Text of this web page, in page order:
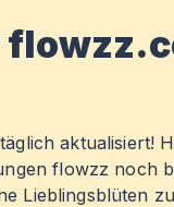
aktualisiert!
flowzz noch
Lieblingsblüten